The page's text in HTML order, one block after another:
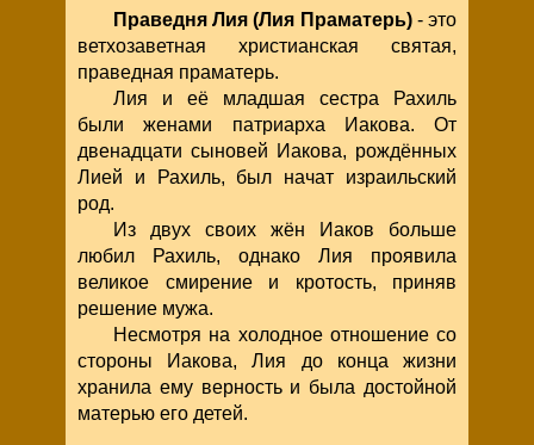
Праведня Лия (Лия Праматерь)- это
ветхозаветная христианская святая,
праведная праматерь.
Лия и её младшая сестра Рахиль
были женами патриарха Иакова. От
двенадцати сыновей Иакова, рождённых
Лией и Рахиль, был начат израильский
род.
Из двух своих жён Иаков больше
любил Рахиль, однако Лия проявила
великое смирение и кротость, приняв
решение мужа.
Несмотря на холодное отношение со
стороны Иакова, Лия до конца жизни
хранила ему верность и была достойной
матерью его детей.